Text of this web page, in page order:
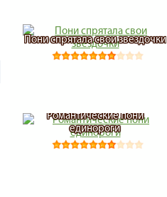
Пони спрятала свои звездочки
Романтические пони
единороги